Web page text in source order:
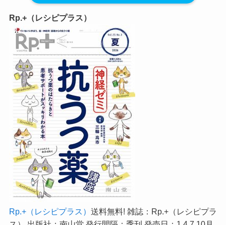
Rp.+（レシピプラス）
Rp.+（レシピプラス） 送料無料! 雑誌：Rp.+（レシピプラ